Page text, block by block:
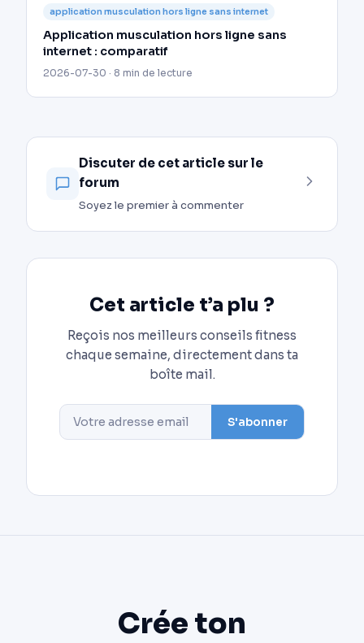
application musculation hors ligne sans internet
Application musculation hors ligne sans
internet : comparatif
2026-07-30 · 8 min de lecture
Discuter de cet article sur le
forum
Soyez le premier à commenter
Cet article t’a plu ?
Reçois nos meilleurs conseils fitness
chaque semaine, directement dans ta
boîte mail.
S'abonner
Crée ton